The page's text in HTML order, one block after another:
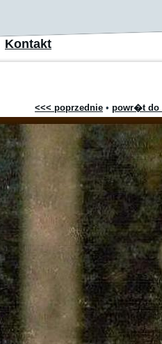
Kontakt
<<< poprzednie • powr�t do